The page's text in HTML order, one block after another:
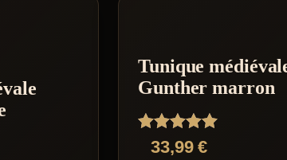
Tunique
Gunther marron
Note
5.00
33,99€